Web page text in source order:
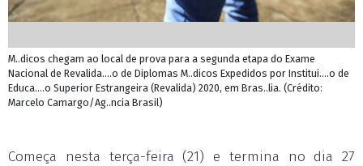
M..dicos chegam ao local de prova para a segunda etapa do Exame
Nacional de Revalida....o de Diplomas M..dicos Expedidos por Institui....o de
Educa....o Superior Estrangeira (Revalida) 2020, em Bras..lia. (Crédito:
Marcelo Camargo/Ag..ncia Brasil)
Começa nesta terça-feira (21) e termina no dia 27